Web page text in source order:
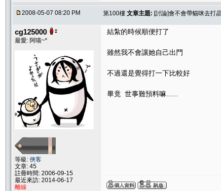
2008-05-07 08:20 PM 第100樓 文章主題: [討論]會不會帶貓咪去打
cg125000
最愛: 阿喵~*
等級: 俠客
文章: 45
註冊時間: 2006-09-15
最近來訪: 2014-06-17
離線
結紮的時候順便打了
雖然我不會讓她自己出門
不過還是覺得打一下比較好
畢竟 世事難預料嘛......